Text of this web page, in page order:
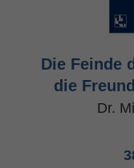
Die Feinde
die
Dr.